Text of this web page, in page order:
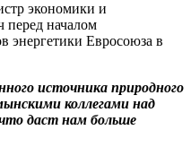
экономики и
перед началом
энергетики Евросоюза в
источника природного
коллегами над
даст нам больше